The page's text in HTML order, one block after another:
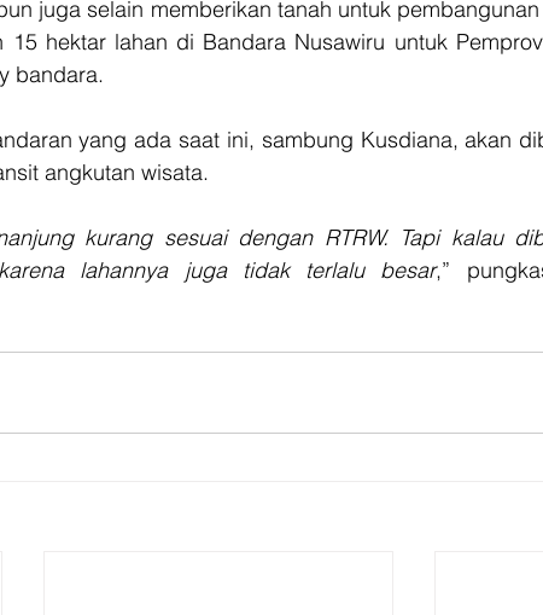
juga selain memberikan tanah untuk
15 hektar lahan di Bandara Nusawiru untuk
bandara.
yang ada saat ini, sambung Kusdiana, akan
angkutan wisata.
kurang sesuai dengan RTRW. Tapi kalau
lahannya juga tidak terlalu besar